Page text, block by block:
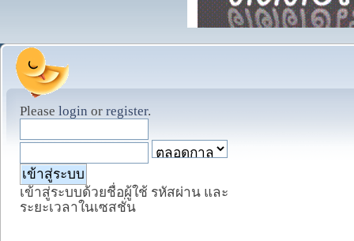
Please login or register.
เข้าสู่ระบบด้วยชื่อผู้ใช้ รหัสผ่าน และ
ระยะเวลาในเซสชั่น